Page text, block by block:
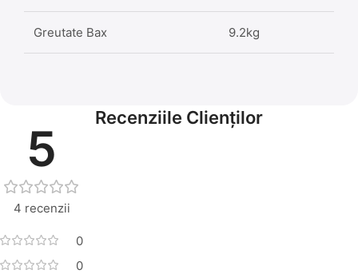
Greutate Bax 9.2kg
Recenziile Clienților
5
4 recenzii
0
0